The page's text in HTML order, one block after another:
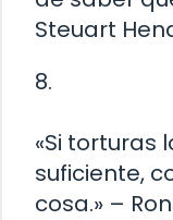
Steuart
8.
«Si torturas
suficiente,
cosa.» –